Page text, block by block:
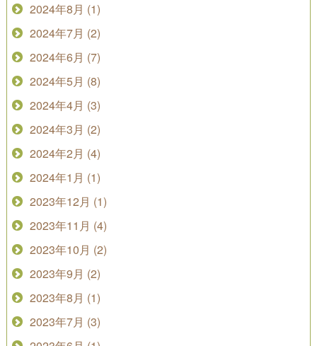
2024年8月 (1)
2024年7月 (2)
2024年6月 (7)
2024年5月 (8)
2024年4月 (3)
2024年3月 (2)
2024年2月 (4)
2024年1月 (1)
2023年12月 (1)
2023年11月 (4)
2023年10月 (2)
2023年9月 (2)
2023年8月 (1)
2023年7月 (3)